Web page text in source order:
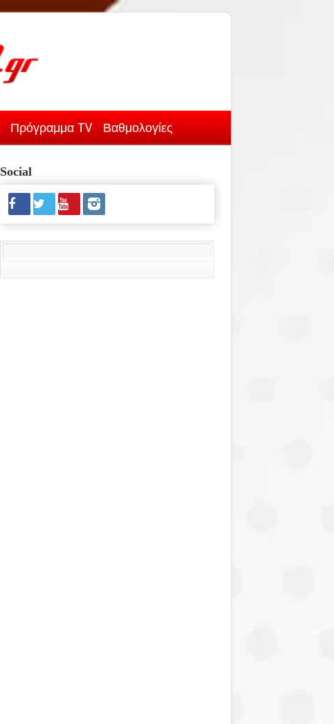
Πρόγραμμα TV Βαθμολογίες
Social